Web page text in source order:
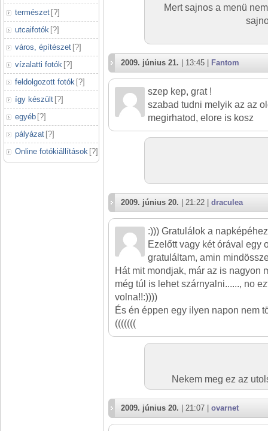
természet [?]
utcaifotók [?]
város, építészet [?]
vízalatti fotók [?]
feldolgozott fotók [?]
így készült [?]
egyéb [?]
pályázat [?]
Online fotókiállítások [?]
Mert sajnos a menü
2009. június 21. | 13:45 | Fantom
szep kep, grat !
szabad tudni melyik az az
megirhatod, elore is kosz
2009. június 20. | 21:22 | draculea
:))) Gratulálok a
Ezelőtt vagy két órával egy
gratuláltam, amin
Hát mit mondjak, már az is nagyon
még túl is lehet szárnyalni......, no
volna!!:))))
És én éppen egy ilyen napon nem
(((((((
Nekem meg ez az
2009. június 20. | 21:07 | ovarnet